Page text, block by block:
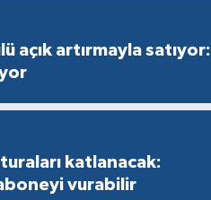
açık artırmayla satıyor:
katlanacak:
vurabilir